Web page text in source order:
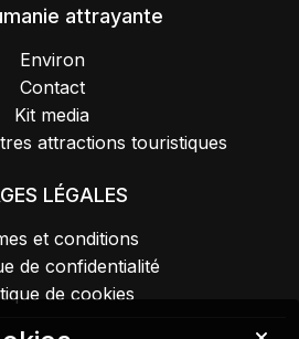
attrayante
Environ
Contact
Kit media
attractions touristiques
LÉGALES
et conditions
de confidentialité
de cookies